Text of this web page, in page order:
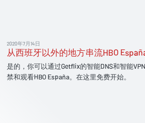
2020年7月14日
从西班牙以外的地方串流HBO
是的，你可以通过Getflix的智能DNS和智能
禁和观看HBO España。在这里免费开始。